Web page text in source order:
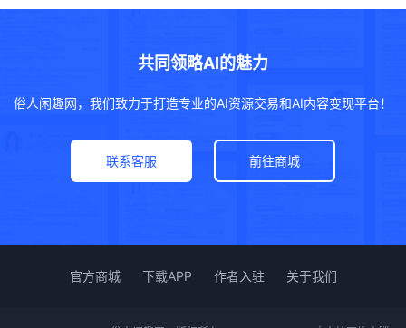
共同领略AI的魅力
俗人闲趣网，我们致力于打造专业的AI资源交易和AI内容变现平台！
联系客服 前往商城
官方商城 下载APP 作者入驻 关于我们